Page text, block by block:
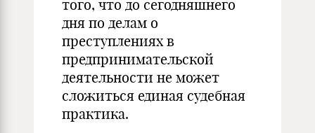
того, что до сегодняшнего
дня по делам о
преступлениях в
предпринимательской
деятельности не может
сложиться единая судебная
практика.